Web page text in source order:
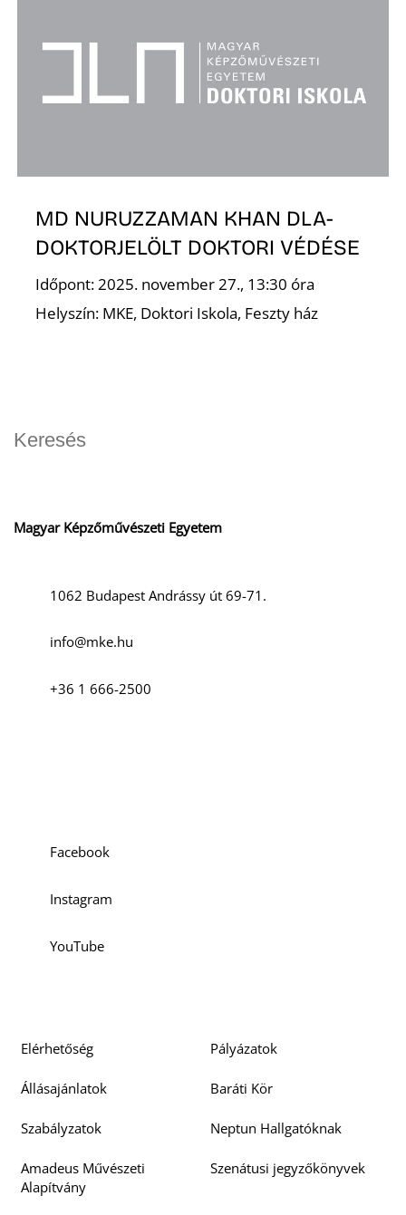
MD NURUZZAMAN KHAN DLA-
DOKTORJELÖLT DOKTORI VÉDÉSE
Időpont: 2025. november 27., 13:30 óra
Helyszín: MKE, Doktori Iskola, Feszty ház
Magyar Képzőművészeti Egyetem
1062 Budapest Andrássy út 69-71.
info@mke.hu
+36 1 666-2500
Facebook
Instagram
YouTube
Elérhetőség Pályázatok
Állásajánlatok Baráti Kör
Szabályzatok Neptun Hallgatóknak
Amadeus Művészeti
Alapítvány
Szenátusi jegyzőkönyvek